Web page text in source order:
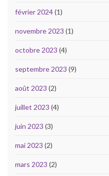
février 2024(1)
novembre 2023 (1)
octobre 2023 (4)
septembre 2023 (9)
août 2023 (2)
juillet 2023 (4)
juin 2023 (3)
mai 2023 (2)
mars 2023 (2)